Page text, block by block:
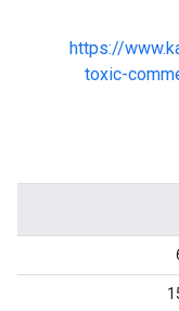
https://
toxic-